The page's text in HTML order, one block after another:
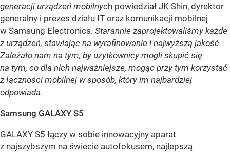
generacji urządzeń mobilnych powiedział JK Shin, dyrektor
generalny i prezes działu IT oraz komunikacji mobilnej
w Samsung Electronics. Starannie zaprojektowaliśmy każde
z urządzeń, stawiając na wyrafinowanie i najwyższą jakość.
Zależało nam na tym, by użytkownicy mogli skupić się
na tym, co dla nich najważniejsze, mogąc przy tym korzystać
z łączności mobilnej w sposób, który im najbardziej
odpowiada.
Samsung GALAXY S5
GALAXY S5 łączy w sobie innowacyjny aparat
z najszybszym na świecie autofokusem, najlepszą